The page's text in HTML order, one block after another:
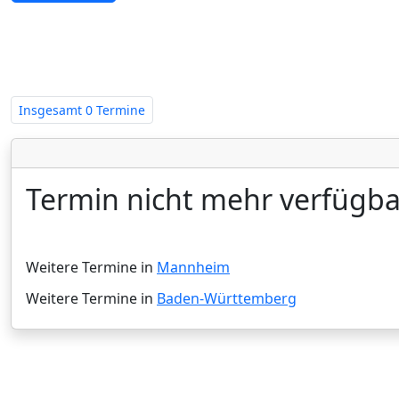
Insgesamt 0 Termine
Termin nicht mehr
Weitere Termine in Mannheim
Weitere Termine in Baden-Württemberg